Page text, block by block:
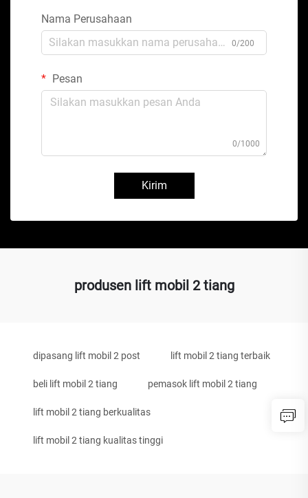
Nama Perusahaan
0/200
Pesan
0/1000
Kirim
produsen lift mobil 2 tiang
dipasang lift mobil 2 post lift mobil 2 tiang terbaik
beli lift mobil 2 tiang pemasok lift mobil 2 tiang
lift mobil 2 tiang berkualitas
lift mobil 2 tiang kualitas tinggi